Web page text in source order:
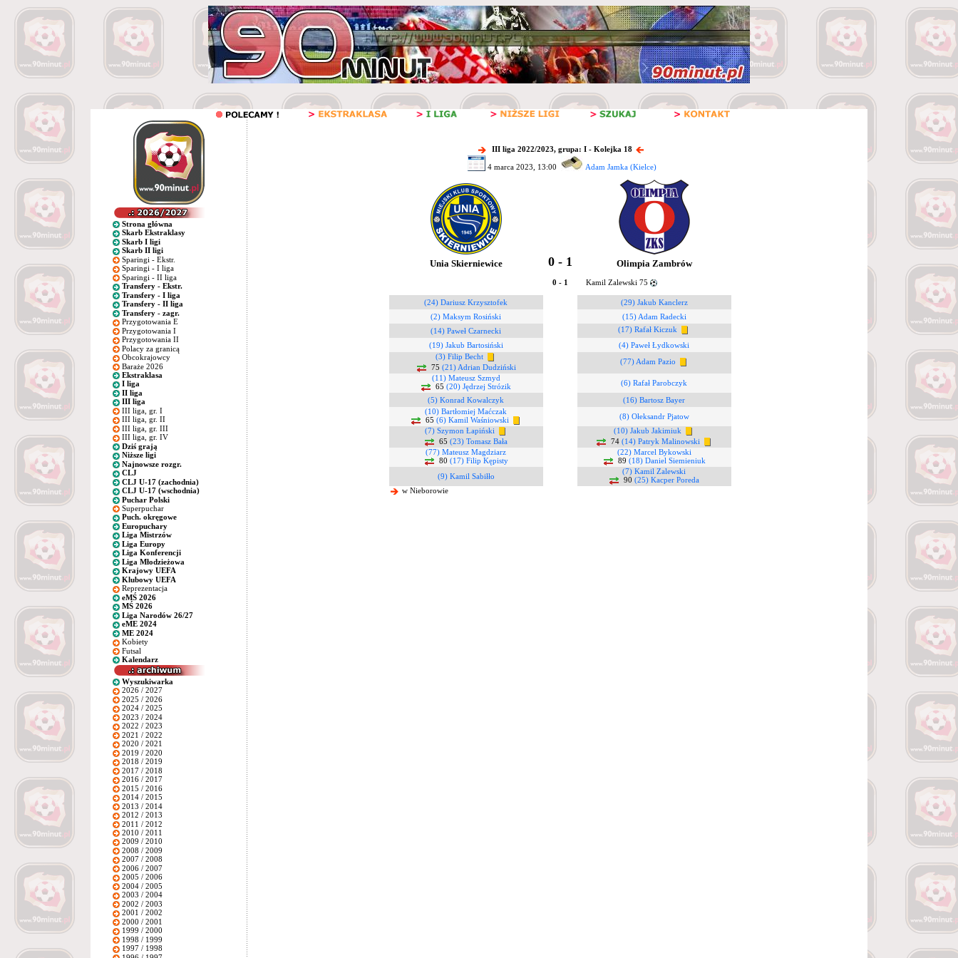
Strona główna
Skarb Ekstraklasy
Skarb I ligi
Skarb II ligi
Sparingi - Ekstr.
Sparingi - I liga
Sparingi - II liga
Transfery - Ekstr.
Transfery - I liga
Transfery - II liga
Transfery - zagr.
Przygotowania E
Przygotowania I
Przygotowania II
Polacy za granicą
Obcokrajowcy
Baraże 2026
Ekstraklasa
I liga
II liga
III liga
III liga, gr. I
III liga, gr. II
III liga, gr. III
III liga, gr. IV
Dziś grają
Niższe ligi
Najnowsze rozgr.
CLJ
CLJ U-17 (zachodnia)
CLJ U-17 (wschodnia)
Puchar Polski
Superpuchar
Puch. okręgowe
Europuchary
Liga Mistrzów
Liga Europy
Liga Konferencji
Liga Młodzieżowa
Krajowy UEFA
Klubowy UEFA
Reprezentacja
eMŚ 2026
MŚ 2026
Liga Narodów 26/27
eME 2024
ME 2024
Kobiety
Futsal
Kalendarz
Wyszukiwarka
2026 / 2027
2025 / 2026
2024 / 2025
2023 / 2024
2022 / 2023
2021 / 2022
2020 / 2021
2019 / 2020
2018 / 2019
2017 / 2018
2016 / 2017
2015 / 2016
2014 / 2015
2013 / 2014
2012 / 2013
2011 / 2012
2010 / 2011
2009 / 2010
2008 / 2009
2007 / 2008
2006 / 2007
2005 / 2006
2004 / 2005
2003 / 2004
2002 / 2003
2001 / 2002
2000 / 2001
1999 / 2000
1998 / 1999
1997 / 1998
III liga 2022/2023, grupa: I - Kolejka 18
4 marca 2023, 13:00 Adam Jamka (Kielce)
Unia Skierniewice 0 - 1 Olimpia Zambrów
0 - 1 Kamil Zalewski 75
(24) Dariusz Krzysztofek
(29) Jakub Kanclerz
(2) Maksym Rosiński
(15) Adam Radecki
(14) Paweł Czarnecki
(17) Rafał Kiczuk
(19) Jakub Bartosiński
(4) Paweł Łydkowski
(3) Filip Becht
75 (21) Adrian Dudziński
(77) Adam Pazio
(11) Mateusz Szmyd
65 (20) Jędrzej Strózik
(6) Rafał Parobczyk
(5) Konrad Kowalczyk
(16) Bartosz Bayer
(10) Bartłomiej Maćczak
65 (6) Kamil Waśniowski
(8) Ołeksandr Pjatow
(7) Szymon Łapiński
65 (23) Tomasz Bała
(10) Jakub Jakimiuk
74 (14) Patryk Malinowski
(77) Mateusz Magdziarz
80 (17) Filip Kępisty
(22) Marcel Bykowski
89 (18) Daniel Siemieniuk
(9) Kamil Sabiłło
(7) Kamil Zalewski
90 (25) Kacper Poreda
w Nieborowie